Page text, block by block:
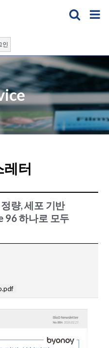
인
레터
량, 세포 기반
96 하나로 모두